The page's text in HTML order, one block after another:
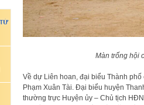
Màn trống hội
Về dự Liên hoan, đại biểu Thành
Phạm Xuân Tài. Đại biểu huyện
thường trực Huyện ủy – Chủ tịch